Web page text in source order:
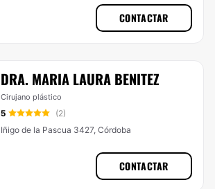
CONTACTAR
DRA. MARIA LAURA BENITEZ
Cirujano plástico
5
(2)
Iñigo de la Pascua 3427, Córdoba
CONTACTAR